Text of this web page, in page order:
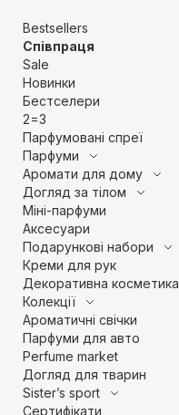
Bestsellers
Співпраця
Sale
Новинки
Бестселери
2=3
Парфумовані спреї
Парфуми
Аромати для дому
Догляд за тілом
Міні-парфуми
Аксесуари
Подарункові набори
Креми для рук
Декоративна косметика
Колекції
Ароматичні свічки
Парфуми для авто
Perfume market
Догляд для тварин
Sister’s sport
Сертифікати